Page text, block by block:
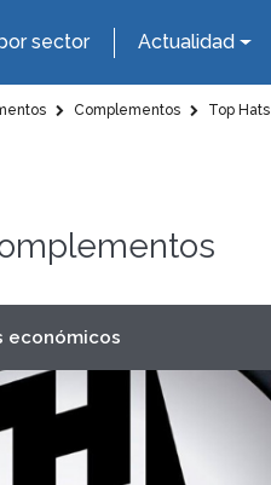
sector Actualidad
Complementos Top Hats
económicos